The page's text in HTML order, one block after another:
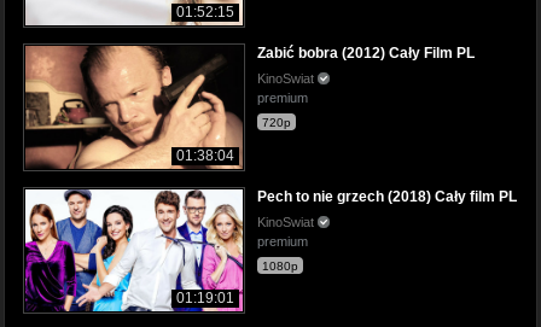
01:52:15
01:38:04
Zabić bobra (2012) Cały Film PL
KinoSwiat
premium
720p
01:19:01
Pech to nie grzech (2018) Cały film PL
KinoSwiat
premium
1080p